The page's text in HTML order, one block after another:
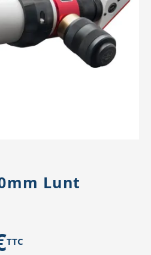
Têtes
Lunt
TTC